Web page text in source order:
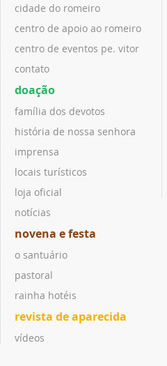
cidade do romeiro
centro de apoio ao romeiro
centro de eventos pe. vitor
contato
doação
família dos devotos
história de nossa senhora
imprensa
locais turísticos
loja oficial
notícias
novena e festa
o santuário
pastoral
rainha hotéis
revista de aparecida
vídeos